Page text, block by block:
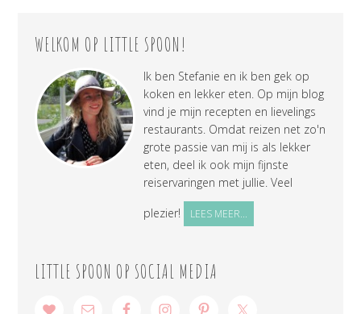
WELKOM OP LITTLE SPOON!
Ik ben Stefanie en ik ben gek op
koken en lekker eten. Op mijn blog
vind je mijn recepten en lievelings
restaurants. Omdat reizen net zo'n
grote passie van mij is als lekker
eten, deel ik ook mijn fijnste
reiservaringen met jullie. Veel
plezier!
LEES MEER...
LITTLE SPOON OP SOCIAL MEDIA